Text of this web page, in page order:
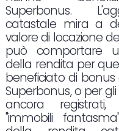
Superbonus.
catastale mira a
valore di locazione
può comportare
della rendita per
beneficiato di bonus
Superbonus, o per
ancora
"immobili